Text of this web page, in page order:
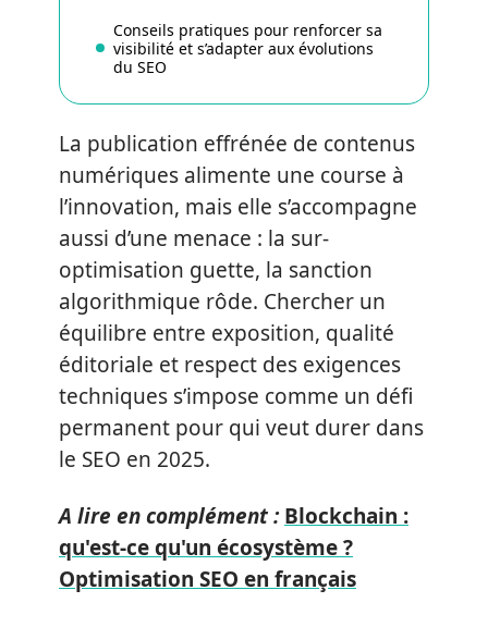
Conseils pratiques pour renforcer sa
visibilité et s’adapter aux évolutions
du SEO
La publication effrénée de contenus
numériques alimente une course à
l’innovation, mais elle s’accompagne
aussi d’une menace : la sur-
optimisation guette, la sanction
algorithmique rôde. Chercher un
équilibre entre exposition, qualité
éditoriale et respect des exigences
techniques s’impose comme un défi
permanent pour qui veut durer dans
le SEO en 2025.
A lire en complément : Blockchain :
qu'est-ce qu'un écosystème ?
Optimisation SEO en français